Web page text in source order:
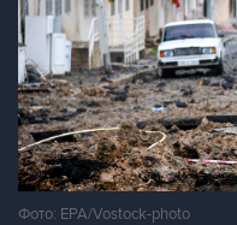
Фото: EPA/Vostock-photo